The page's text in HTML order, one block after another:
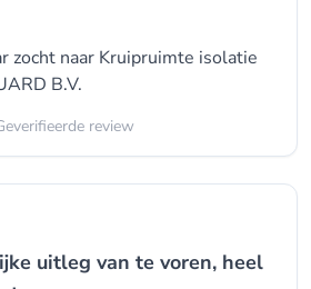
zocht naar Kruipruimte isolatie
B.V.
review
uitleg van te voren, heel